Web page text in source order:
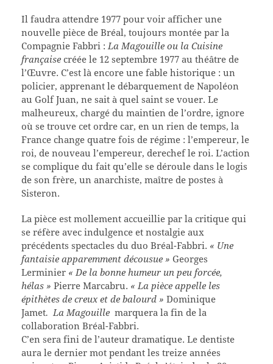
Il faudra attendre 1977 pour voir afficher une
nouvelle pièce de Bréal, toujours montée par la
Compagnie Fabbri : La Magouille ou la Cuisine
française créée le 12 septembre 1977 au théâtre de
l’Œuvre. C’est là encore une fable historique : un
policier, apprenant le débarquement de Napoléon
au Golf Juan, ne sait à quel saint se vouer. Le
malheureux, chargé du maintien de l’ordre, ignore
où se trouve cet ordre car, en un rien de temps, la
France change quatre fois de régime : l’empereur, le
roi, de nouveau l’empereur, derechef le roi. L’action
se complique du fait qu’elle se déroule dans le logis
de son frère, un anarchiste, maître de postes à
Sisteron.
La pièce est mollement accueillie par la critique qui
se réfère avec indulgence et nostalgie aux
précédents spectacles du duo Bréal-Fabbri. « Une
fantaisie apparemment décousue » Georges
Lerminier « De la bonne humeur un peu forcée,
hélas » Pierre Marcabru. « La pièce appelle les
épithètes de creux et de balourd » Dominique
Jamet. La Magouille marquera la fin de la
collaboration Bréal-Fabbri.
C’en sera fini de l’auteur dramatique. Le dentiste
aura le dernier mot pendant les treize années